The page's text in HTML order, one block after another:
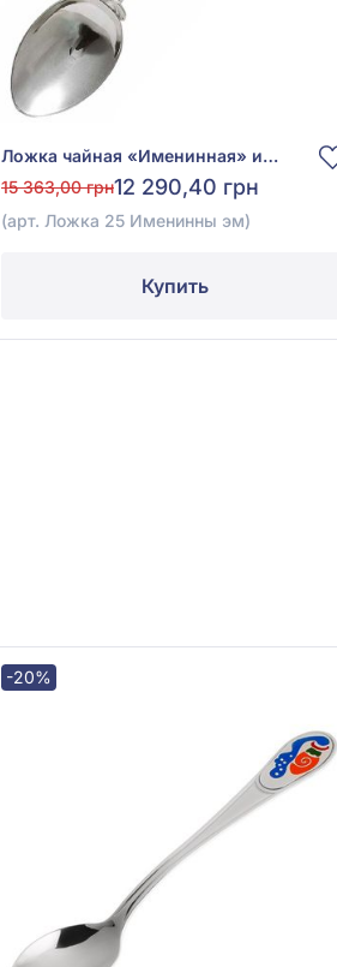
Ложка чайная «Именинная» из серебра 925° с эмалью, арт. Ложка 25 Именинны эм
15 363,00 грн12 290,40 грн
(арт. Ложка 25 Именинны эм)
Купить
-20%